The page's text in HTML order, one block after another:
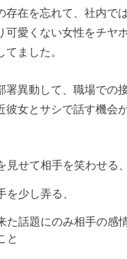
存在を忘れて、社内で
可愛くない女性をチヤ
ました。
署異動して、職場での
彼女とサシで話す機会
見せて相手を笑わせる、
を少し弄る、
た話題にのみ相手の感
と